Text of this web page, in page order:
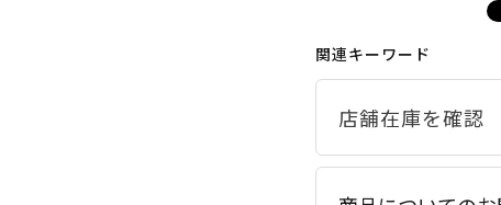
関連キーワード